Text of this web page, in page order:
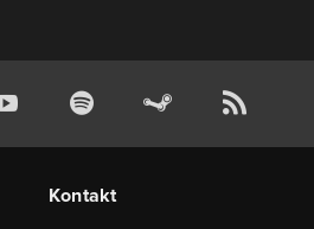
Kontakt